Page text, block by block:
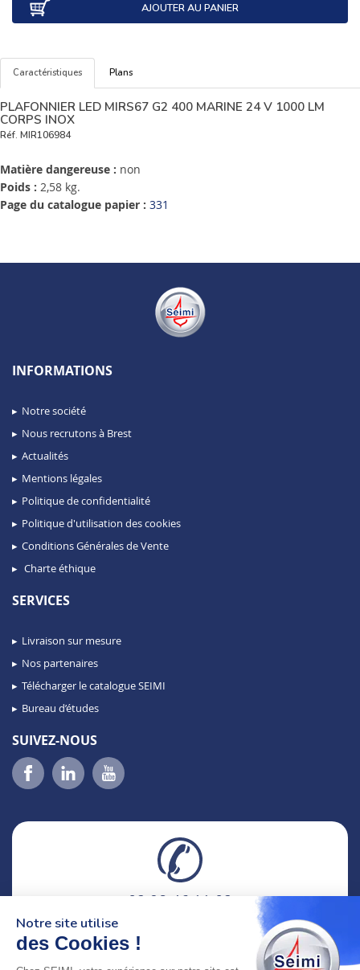
AJOUTER AU PANIER
Caractéristiques Plans
PLAFONNIER LED MIRS67 G2 400 MARINE 24 V 1000 LM
CORPS INOX
Réf. MIR106984
Matière dangereuse : non
Poids : 2,58 kg.
Page du catalogue papier : 331
INFORMATIONS
Notre société
Nous recrutons à Brest
Actualités
Mentions légales
Politique de confidentialité
Politique d'utilisation des cookies
Conditions Générales de Vente
Charte éthique
SERVICES
Livraison sur mesure
Nos partenaires
Télécharger le catalogue SEIMI
Bureau d’études
SUIVEZ-NOUS
02 98 46 11 02
8h-12h30 & 13h30-18h
Notre site utilise
des Cookies !